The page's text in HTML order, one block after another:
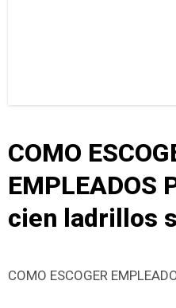
COMO
EMPLEADOS
cien ladrillos
COMO ESCOGER